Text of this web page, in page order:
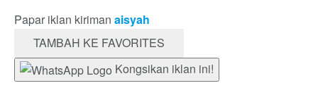
Papar iklan kiriman aisyah
TAMBAH KE FAVORITES
Kongsikan iklan ini!